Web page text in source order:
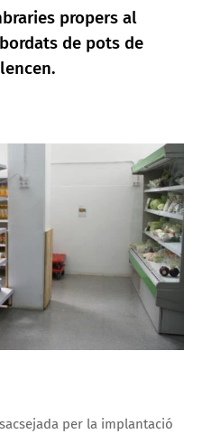
propers al
de pots de
per la implantació